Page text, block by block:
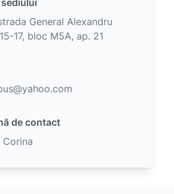
General Alexandru
17, bloc M5A, ap. 21
de contact
Corina